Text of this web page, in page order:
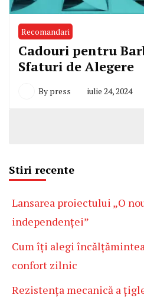
Recomandari
Cadouri pentru
Sfaturi de Alegere
By press iulie 24, 2024
Stiri recente
Lansarea proiectului „O
independenței”
Cum îți alegi
confort zilnic
Rezistența mecanică a